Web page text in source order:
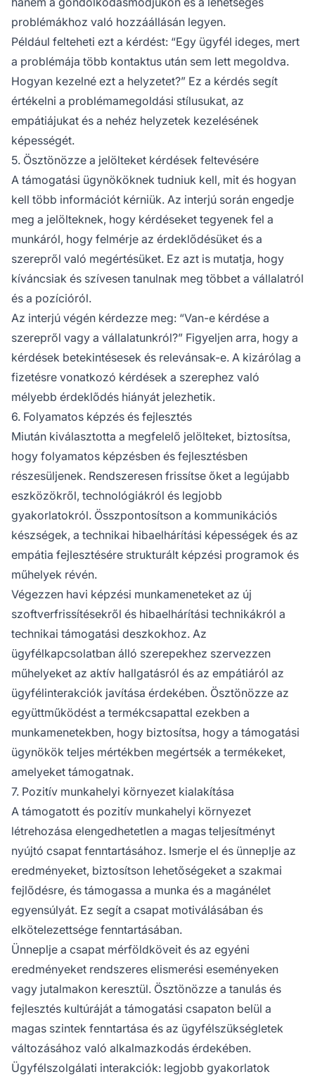
problémákhoz való hozzáállásán legyen.
Például felteheti ezt a kérdést: “Egy ügyfél ideges, mert
a problémája több kontaktus után sem lett megoldva.
Hogyan kezelné ezt a helyzetet?” Ez a kérdés segít
értékelni a problémamegoldási stílusukat, az
empátiájukat és a nehéz helyzetek kezelésének
képességét.
5. Ösztönözze a jelölteket kérdések feltevésére
A támogatási ügynököknek tudniuk kell, mit és hogyan
kell több információt kérniük. Az interjú során engedje
meg a jelölteknek, hogy kérdéseket tegyenek fel a
munkáról, hogy felmérje az érdeklődésüket és a
szerepről való megértésüket. Ez azt is mutatja, hogy
kíváncsiak és szívesen tanulnak meg többet a vállalatról
és a pozícióról.
Az interjú végén kérdezze meg: “Van-e kérdése a
szerepről vagy a vállalatunkról?” Figyeljen arra, hogy a
kérdések betekintésesek és relevánsak-e. A kizárólag a
fizetésre vonatkozó kérdések a szerephez való
mélyebb érdeklődés hiányát jelezhetik.
6. Folyamatos képzés és fejlesztés
Miután kiválasztotta a megfelelő jelölteket, biztosítsa,
hogy folyamatos képzésben és fejlesztésben
részesüljenek. Rendszeresen frissítse őket a legújabb
eszközökről, technológiákról és legjobb
gyakorlatokról. Összpontosítson a kommunikációs
készségek, a technikai hibaelhárítási képességek és az
empátia fejlesztésére strukturált képzési programok és
műhelyek révén.
Végezzen havi képzési munkameneteket az új
szoftverfrissítésekről és hibaelhárítási technikákról a
technikai támogatási deszkokhoz. Az
ügyfélkapcsolatban álló szerepekhez szervezzen
műhelyeket az aktív hallgatásról és az empátiáról az
ügyfélinterakciók javítása érdekében. Ösztönözze az
együttműködést a termékcsapattal ezekben a
munkamenetekben, hogy biztosítsa, hogy a támogatási
ügynökök teljes mértékben megértsék a termékeket,
amelyeket támogatnak.
7. Pozitív munkahelyi környezet kialakítása
A támogatott és pozitív munkahelyi környezet
létrehozása elengedhetetlen a magas teljesítményt
nyújtó csapat fenntartásához. Ismerje el és ünneplje az
eredményeket, biztosítson lehetőségeket a szakmai
fejlődésre, és támogassa a munka és a magánélet
egyensúlyát. Ez segít a csapat motiválásában és
elkötelezettsége fenntartásában.
Ünneplje a csapat mérföldköveit és az egyéni
eredményeket rendszeres elismerési eseményeken
vagy jutalmakon keresztül. Ösztönözze a tanulás és
fejlesztés kultúráját a támogatási csapaton belül a
magas szintek fenntartása és az ügyfélszükségletek
változásához való alkalmazkodás érdekében.
Ügyfélszolgálati interakciók: legjobb gyakorlatok